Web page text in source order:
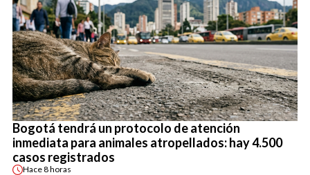
Bogotá tendrá un protocolo de atención
inmediata para animales atropellados: hay 4.500
casos registrados
Hace8 horas